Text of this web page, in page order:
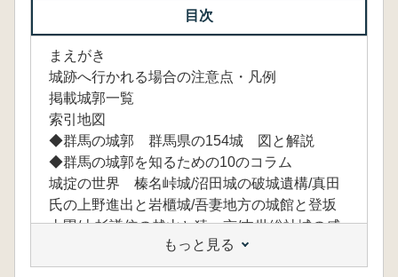
目次
まえがき
城跡へ行かれる場合の注意点・凡例
掲載城郭一覧
索引地図
◆群馬の城郭 群馬県の154城 図と解説
◆群馬の城郭を知るための10のコラム
城掟の世界 榛名峠城/沼田城の破城遺構/真田
氏の上野進出と岩櫃城/吾妻地方の城館と登坂
土塁/上杉謙信の越山と猿ヶ京/中世総社城の威
信財/技巧的な構造をもつ古代豪族の館/武田信
玄と箕輪城落城/上州にもあった畝堀の城 丹
もっと見る